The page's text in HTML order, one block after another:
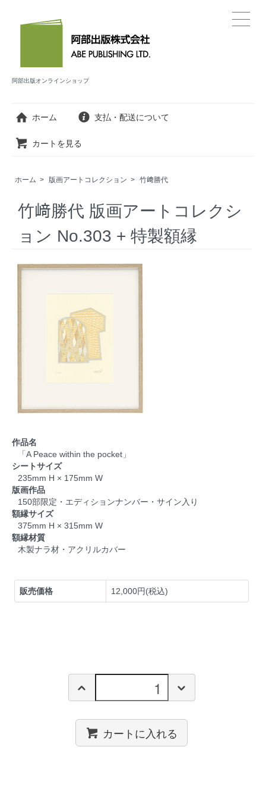
阿部出版オンラインショップ
ホーム 支払・配送について
カートを見る
ホーム > 版画アートコレクション > 竹﨑勝代
竹﨑勝代 版画アートコレクシ
ョン No.303 + 特製額縁
作品名
「A Peace within the pocket」
シートサイズ
235mm H × 175mm W
版画作品
150部限定・エディションナンバー・サイン入り
額縁サイズ
375mm H × 315mm W
額縁材質
木製ナラ材・アクリルカバー
販売価格 12,000円(税込)
カートに入れる